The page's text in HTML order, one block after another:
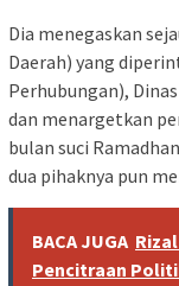
Dia menegaskan
Daerah) yang
Perhubungan),
dan menargetkan
bulan suci
dua pihaknya pun
BACA JUGA
Pencitraan